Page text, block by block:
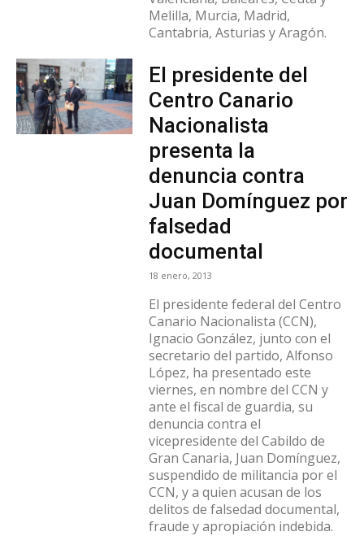
Melilla, Murcia, Madrid,
Cantabria, Asturias y Aragón.
El presidente del
Centro Canario
Nacionalista
presenta la
denuncia contra
Juan Domínguez por
falsedad
documental
18 enero, 2013
El presidente federal del Centro
Canario Nacionalista (CCN),
Ignacio González, junto con el
secretario del partido, Alfonso
López, ha presentado este
viernes, en nombre del CCN y
ante el fiscal de guardia, su
denuncia contra el
vicepresidente del Cabildo de
Gran Canaria, Juan Domínguez,
suspendido de militancia por el
CCN, y a quien acusan de los
delitos de falsedad documental,
fraude y apropiación indebida.